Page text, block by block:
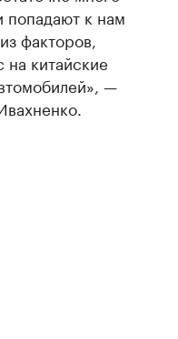
попадают к нам
факторов,
китайские
—